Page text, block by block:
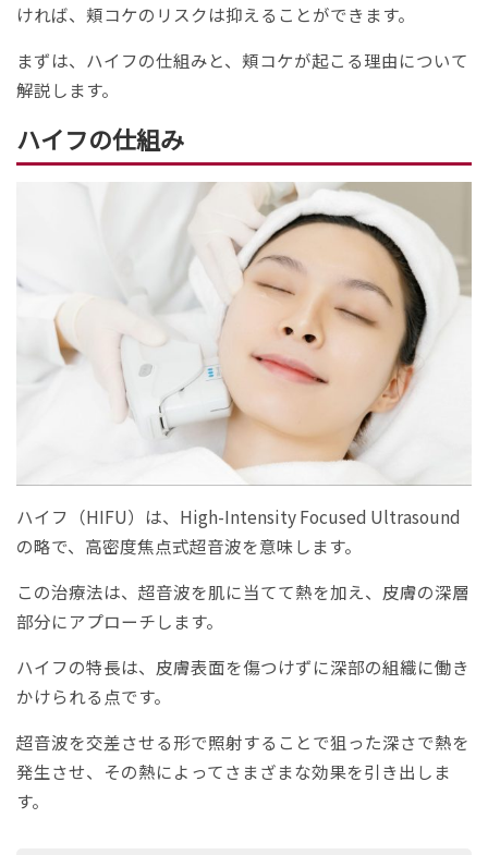
ければ、頬コケのリスクは抑えることができます。
まずは、ハイフの仕組みと、頬コケが起こる理由について
解説します。
ハイフの仕組み
ハイフ（HIFU）は、High-Intensity Focused Ultrasound
の略で、高密度焦点式超音波を意味します。
この治療法は、超音波を肌に当てて熱を加え、皮膚の深層
部分にアプローチします。
ハイフの特長は、皮膚表面を傷つけずに深部の組織に働き
かけられる点です。
超音波を交差させる形で照射することで狙った深さで熱を
発生させ、その熱によってさまざまな効果を引き出しま
す。